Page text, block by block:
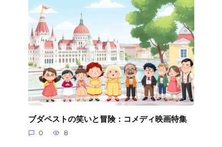
ブダペストの笑いと冒険：コメディ映画特集
0 8